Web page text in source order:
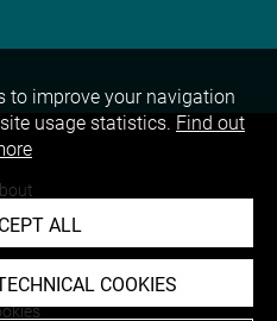
Us
to improve your navigation
usage statistics. Find out
ALL
COOKIES